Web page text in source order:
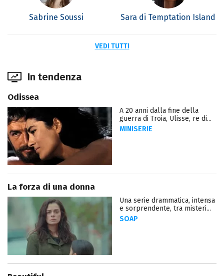
Sabrine Soussi Sara di Temptation Island
VEDI TUTTI
In tendenza
Odissea
A 20 anni dalla fine della
guerra di Troia, Ulisse, re di...
MINISERIE
La forza di una donna
Una serie drammatica, intensa
e sorprendente, tra misteri...
SOAP